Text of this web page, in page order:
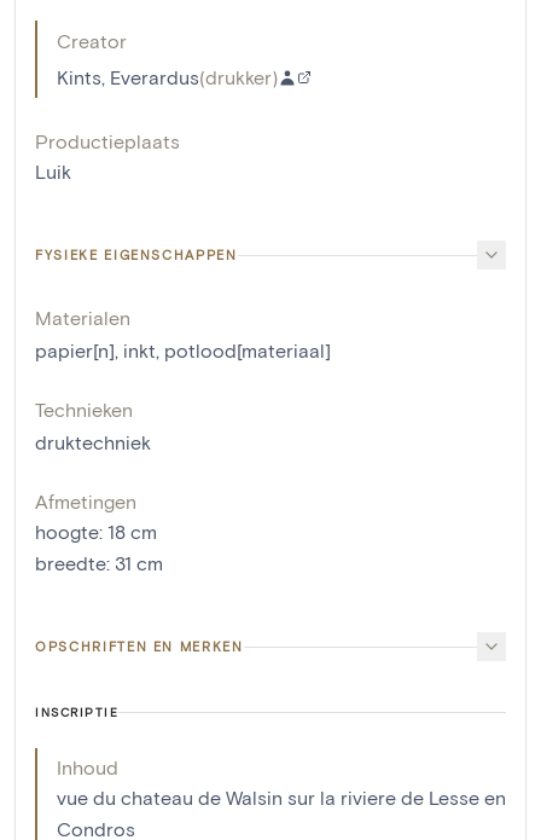
Creator
Kints, Everardus(drukker)
Productieplaats
Luik
FYSIEKE EIGENSCHAPPEN
Materialen
papier[n], inkt, potlood[materiaal]
Technieken
druktechniek
Afmetingen
hoogte: 18 cm
breedte: 31 cm
OPSCHRIFTEN EN MERKEN
INSCRIPTIE
Inhoud
vue du chateau de Walsin sur la riviere de Lesse en
Condros